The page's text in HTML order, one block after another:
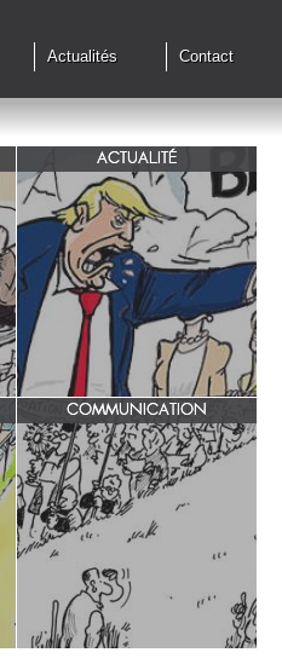
Actualités Contact
ACTUALITÉ
G7 à Evian, Trump, une fois de
plus ,s'en prend aux européens.
COMMUNICATION
INRA/ Rotation des terres.